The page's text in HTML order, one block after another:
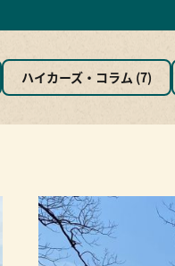
ハイカーズ・コラム (7)